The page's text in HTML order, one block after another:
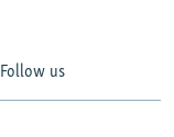
Follow us